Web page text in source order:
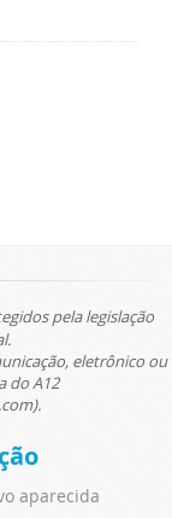
pela legislação
eletrônico ou
do A12
aparecida